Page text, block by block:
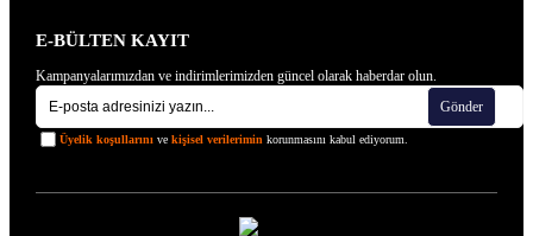
E-BÜLTEN KAYIT
Kampanyalarımızdan ve indirimlerimizden güncel olarak haberdar olun.
Gönder
Üyelik koşullarınıve kişisel verilerimin korunmasını kabul ediyorum.